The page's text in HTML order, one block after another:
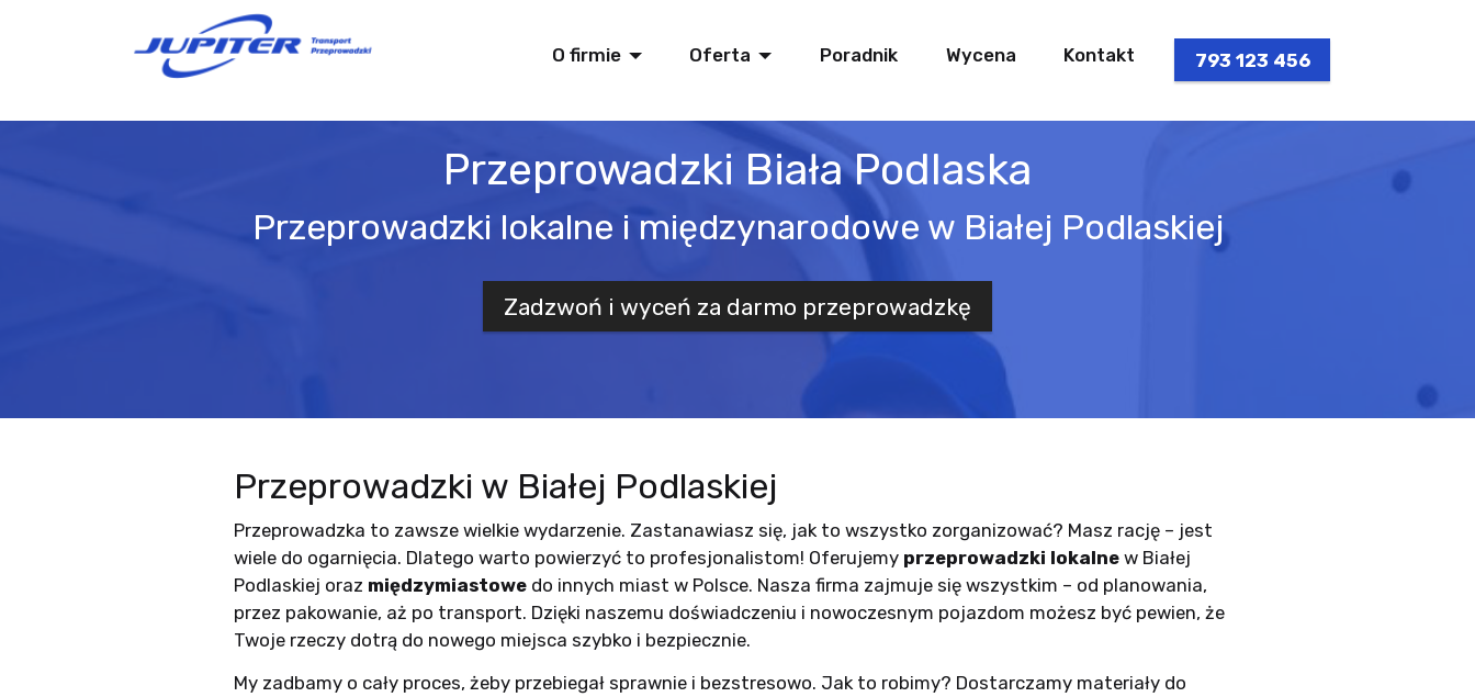
O firmie Oferta Poradnik Wycena Kontakt 793 123 456
Przeprowadzki Biała Podlaska
Przeprowadzki lokalne i międzynarodowe w Białej Podlaskiej
Zadzwoń i wyceń za darmo przeprowadzkę
Przeprowadzki w Białej Podlaskiej
Przeprowadzka to zawsze wielkie wydarzenie. Zastanawiasz się, jak to wszystko zorganizować? Masz rację – jest
wiele do ogarnięcia. Dlatego warto powierzyć to profesjonalistom! Oferujemy przeprowadzki lokalne w Białej
Podlaskiej oraz międzymiastowe do innych miast w Polsce. Nasza firma zajmuje się wszystkim – od planowania,
przez pakowanie, aż po transport. Dzięki naszemu doświadczeniu i nowoczesnym pojazdom możesz być pewien, że
Twoje rzeczy dotrą do nowego miejsca szybko i bezpiecznie.
My zadbamy o cały proces, żeby przebiegał sprawnie i bezstresowo. Jak to robimy? Dostarczamy materiały do